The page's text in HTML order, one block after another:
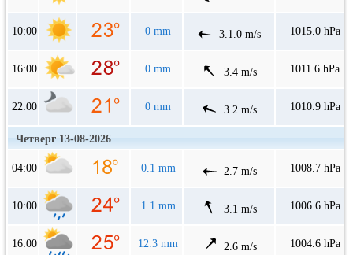
10:00 0 mm 3.1.0 m/s 1015.0 hPa
16:00 0 mm 3.4 m/s 1011.6 hPa
22:00 0 mm 3.2 m/s 1010.9 hPa
Четверг 13-08-2026
04:00 0.1 mm 2.7 m/s 1008.7 hPa
10:00 1.1 mm 3.1 m/s 1006.6 hPa
16:00 12.3 mm 2.6 m/s 1004.6 hPa